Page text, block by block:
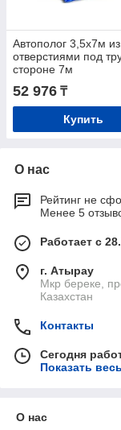
Автополог 3,5х7м
отверстиями под
стороне 7м
52 976 ₸
Купить
О нас
Рейтинг не
Менее 5
Работает с
г. Атырау
Мкр береке,
Казахстан
Контакты
Сегодня
Показать
О нас